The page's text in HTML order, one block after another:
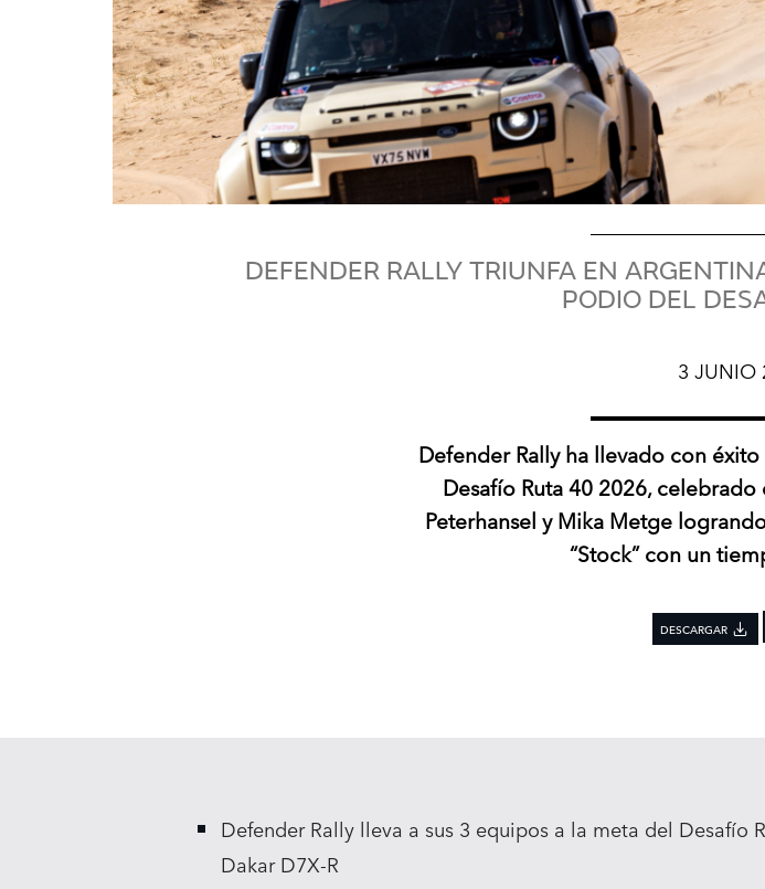
DEFENDER RALLY TRIUNFA EN
PODIO DEL
3 JUNIO
Defender Rally ha llevado con
Desafío Ruta 40 2026,
Peterhansel y Mika Metge
“Stock” con un
DESCARGAR
Defender Rally lleva a sus 3 equipos a la meta del Desafío
Dakar D7X‑R